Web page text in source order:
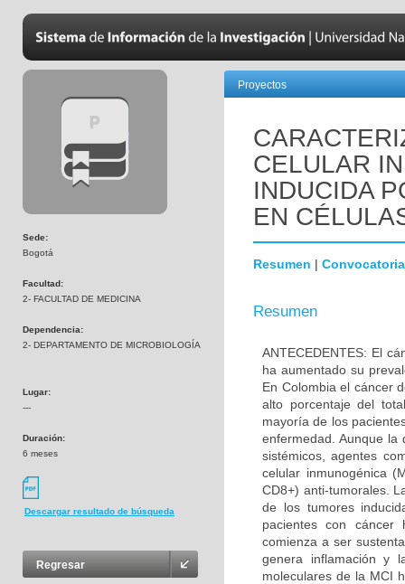
Sede:
Bogotá
Facultad:
2- FACULTAD DE MEDICINA
Dependencia:
2- DEPARTAMENTO DE MICROBIOLOGÍA
Lugar:
---
Duración:
6 meses
Descargar resultado de búsqueda
Regresar
Proyectos
CELULAR
INDUCIDA
EN
Resumen | Convocatoria
Resumen
ANTECEDENTES: El
ha aumentado su
En Colombia el cáncer
alto porcentaje del
mayoría de los
enfermedad. Aunque la
sistémicos, agentes
celular inmunogénica
CD8+) anti-tumorales.
de los tumores
pacientes con cáncer
comienza a ser
genera inflamación y
moleculares de la MCI